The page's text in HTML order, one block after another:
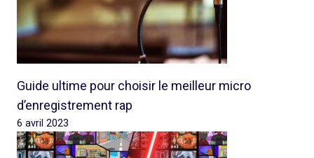
Guide ultime pour choisir le meilleur micro
d’enregistrement rap
6 avril 2023